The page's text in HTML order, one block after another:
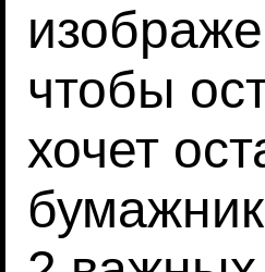
чтобы
хочет